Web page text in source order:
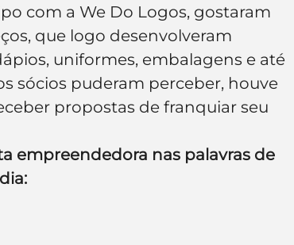
com a We Do Logos, gostaram
que logo desenvolveram
uniformes, embalagens e até
sócios puderam perceber, houve
propostas de franquiar seu
empreendedora nas palavras de